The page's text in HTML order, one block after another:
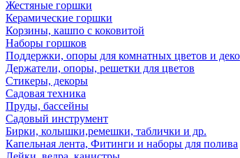
Жестяные горшки
Керамические горшки
Корзины, кашпо с коковитой
Наборы горшков
Поддержки, опоры для комнатных цветов и
Держатели, опоры, решетки для цветов
Стикеры, декоры
Садовая техника
Пруды, бассейны
Садовый инструмент
Бирки, колышки,ремешки, таблички и др.
Капельная лента, Фитинги и наборы для полива